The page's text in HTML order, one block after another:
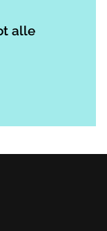
alle